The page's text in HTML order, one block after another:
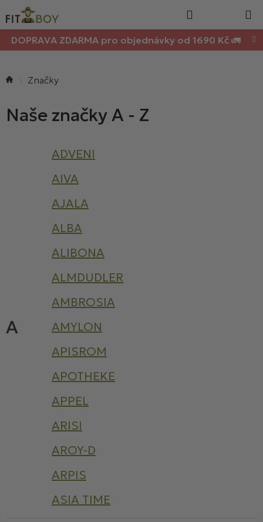
na
obsah
DOPRAVA ZDARMA pro objednávky od 1690 Kč 🚛
košík
A
ADVENI
AIVA
AJALA
ALBA
ALIBONA
ALMDUDLER
AMBROSIA
AMYLON
APISROM
APOTHEKE
APPEL
ARISI
AROY-D
ARPIS
ASIA TIME